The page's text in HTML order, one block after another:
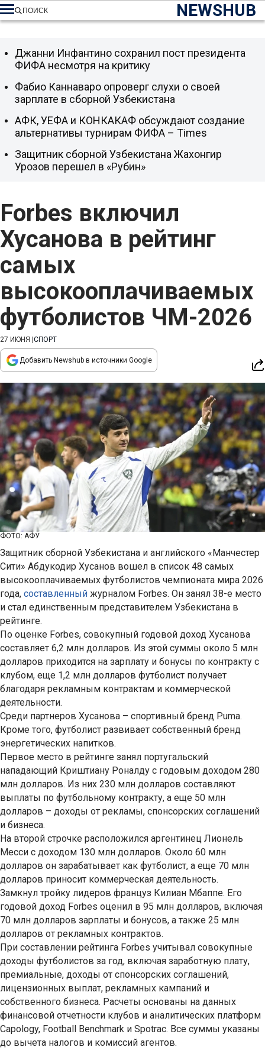
NEWSHUB
ПОИСК
Forbes включил
Хусанова в рейтинг
самых
высокооплачиваемых
футболистов ЧМ-2026
27 ИЮНЯ СПОРТ
Добавить Newshub в источники Google
ФОТО: АФУ
Защитник сборной Узбекистана и английского «Манчестер
Сити» Абдукодир Хусанов вошел в список 48 самых
высокооплачиваемых футболистов чемпионата мира 2026
года, составленный журналом Forbes. Он занял 38-е место
и стал единственным представителем Узбекистана в
рейтинге.
По оценке Forbes, совокупный годовой доход Хусанова
составляет 6,2 млн долларов. Из этой суммы около 5 млн
долларов приходится на зарплату и бонусы по контракту с
клубом, еще 1,2 млн долларов футболист получает
благодаря рекламным контрактам и коммерческой
деятельности.
Среди партнеров Хусанова – спортивный бренд Puma.
Кроме того, футболист развивает собственный бренд
энергетических напитков.
Первое место в рейтинге занял португальский
нападающий Криштиану Роналду с годовым доходом 280
млн долларов. Из них 230 млн долларов составляют
выплаты по футбольному контракту, а еще 50 млн
долларов – доходы от рекламы, спонсорских соглашений
и бизнеса.
На второй строчке расположился аргентинец Лионель
Месси с доходом 130 млн долларов. Около 60 млн
долларов он зарабатывает как футболист, а еще 70 млн
долларов приносит коммерческая деятельность.
Замкнул тройку лидеров француз Килиан Мбаппе. Его
годовой доход Forbes оценил в 95 млн долларов, включая
70 млн долларов зарплаты и бонусов, а также 25 млн
долларов от рекламных контрактов.
При составлении рейтинга Forbes учитывал совокупные
доходы футболистов за год, включая заработную плату,
премиальные, доходы от спонсорских соглашений,
лицензионных выплат, рекламных кампаний и
собственного бизнеса. Расчеты основаны на данных
финансовой отчетности клубов и аналитических платформ
Capology, Football Benchmark и Spotrac. Все суммы указаны
до вычета налогов и комиссий агентов.
Джанни Инфантино сохранил пост президента
ФИФА несмотря на критику
Фабио Каннаваро опроверг слухи о своей
зарплате в сборной Узбекистана
АФК, УЕФА и КОНКАКАФ обсуждают создание
альтернативы турнирам ФИФА – Times
Защитник сборной Узбекистана Жахонгир
Урозов перешел в «Рубин»